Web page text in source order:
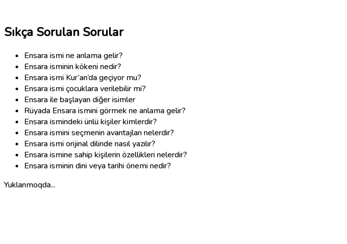
Sıkça Sorulan Sorular
Ensara ismi ne anlama gelir?
Ensara isminin kökeni nedir?
Ensara ismi Kur’an’da geçiyor mu?
Ensara ismi çocuklara verilebilir mi?
Ensara ile başlayan diğer isimler
Rüyada Ensara ismini görmek ne anlama gelir?
Ensara ismindeki ünlü kişiler kimlerdir?
Ensara ismini seçmenin avantajları nelerdir?
Ensara ismi orijinal dilinde nasıl yazılır?
Ensara ismine sahip kişilerin özellikleri nelerdir?
Ensara isminin dini veya tarihi önemi nedir?
Yuklanmoqda...